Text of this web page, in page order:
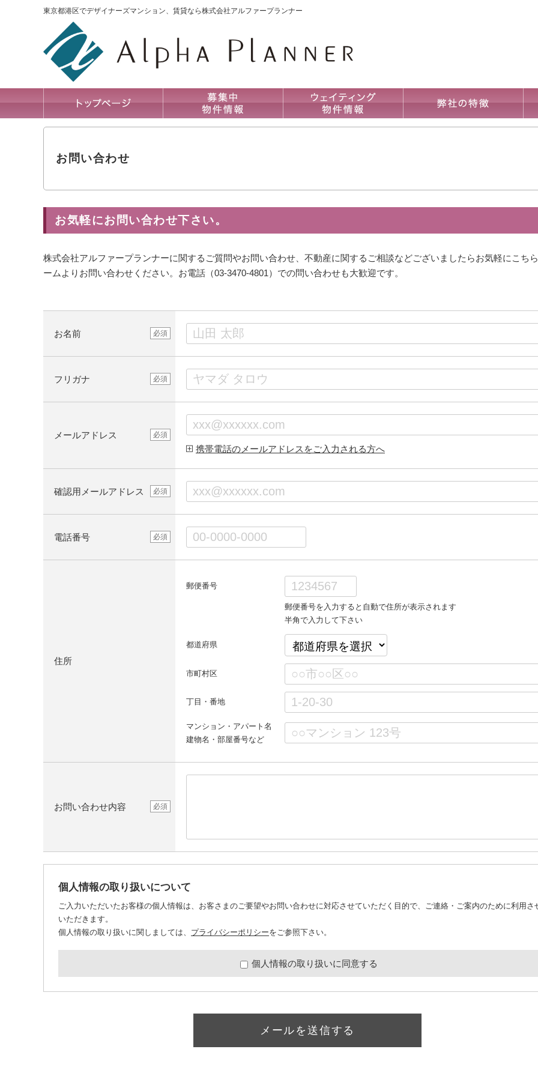
東京都港区でデザイナーズマンション、賃貸なら株式会社アルファープランナー
お問い合わせ
お気軽にお問い合わせ下さい。
株式会社アルファープランナーに関するご質問やお問い合わせ、不動産に関するご相談などございましたらお気軽にこち
ームよりお問い合わせください。お電話（03-3470-4801）での問い合わせも大歓迎です。
お名前 必須
フリガナ 必須
メールアドレス 必須
携帯電話のメールアドレスをご入力される方へ
確認用メールアドレス 必須
電話番号 必須
住所
郵便番号
郵便番号を入力すると自動で住所が表示されます
半角で入力して下さい
都道府県
市町村区
丁目・番地
マンション・アパート名
建物名・部屋番号など
お問い合わせ内容 必須
個人情報の取り扱いについて
ご入力いただいたお客様の個人情報は、お客さまのご要望やお問い合わせに対応させていただく目的で、ご連絡・ご案内のために利用さ
いただきます。
個人情報の取り扱いに関しましては、 プライバシーポリシーをご参照下さい。
個人情報の取り扱いに同意する
メールを送信する